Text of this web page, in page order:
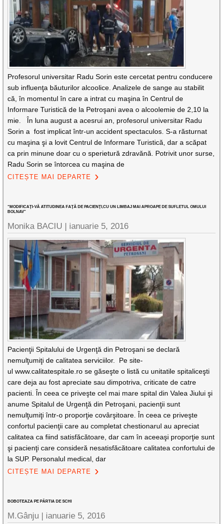
Profesorul universitar Radu Sorin este cercetat pentru conducere
sub influenţa băuturilor alcoolice. Analizele de sange au stabilit
că, în momentul în care a intrat cu maşina în Centrul de
Informare Turistică de la Petroşani avea o alcoolemie de 2,10 la
mie. În luna august a acesrui an, profesorul universitar Radu
Sorin a fost implicat într-un accident spectaculos. S-a răsturnat
cu maşina şi a lovit Centrul de Informare Turistică, dar a scăpat
ca prin minune doar cu o sperietură zdravănă. Potrivit unor surse,
Radu Sorin se întorcea cu maşina de
CITEȘTE MAI DEPARTE
“MODIFICAŢI-VĂ ATITUDINEA FAŢĂ DE PACIENŢI,CU UN LIMBAJ MAI APROAPE DE SUFLETUL OMULUI
BOLNAV”
Monika BACIU | ianuarie 5, 2016
Pacienţii Spitalului de Urgenţă din Petroşani se declară
nemulţumiţi de calitatea serviciilor. Pe site-
ul www.calitatespitale.ro se găseşte o listă cu unitatile spitaliceşti
care deja au fost apreciate sau dimpotriva, criticate de catre
pacienti. În ceea ce priveşte cel mai mare spital din Valea Jiului şi
anume Spitalul de Urgenţă din Petroşani, pacienţii sunt
nemulţumiţi într-o proporţie covârşitoare. În ceea ce priveşte
confortul pacienţii care au completat chestionarul au apreciat
calitatea ca fiind satisfăcătoare, dar cam în aceeaşi proporţie sunt
şi pacienţi care consideră nesatisfăcătoare calitatea confortului de
la SUP. Personalul medical, dar
CITEȘTE MAI DEPARTE
BOBOTEAZA PE PÂRTIA DE SCHI
M.Gânju | ianuarie 5, 2016